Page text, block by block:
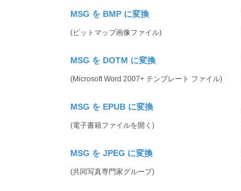
MSG を BMP に変換
(ビットマップ画像ファイル)
MSG を DOTM に変換
(Microsoft Word 2007+ テンプレート ファイル)
MSG を EPUB に変換
(電子書籍ファイルを開く)
MSG を JPEG に変換
(共同写真専門家グループ)